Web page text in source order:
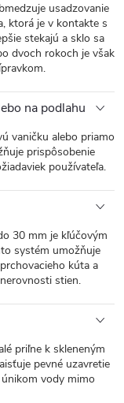
usadzovanie
ktorá je v kontakte s
stekajú a sklo sa
dvoch rokoch je však
na podlahu
vaničku alebo priamo
prispôsobenie
používateľa.
30 mm je kľúčovým
systém umožňuje
kúta a
stien.
priľne k skleneným
pevné uzavretie
vody mimo